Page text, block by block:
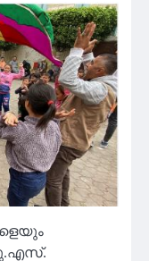
യു.എസ്.